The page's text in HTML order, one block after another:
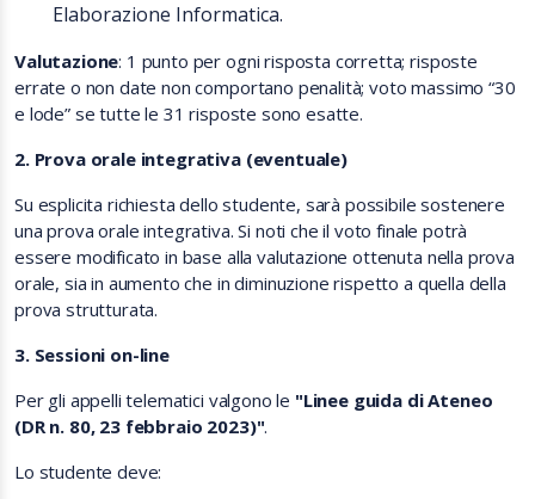
Elaborazione Informatica.
Valutazione: 1 punto per ogni risposta corretta; risposte
errate o non date non comportano penalità; voto massimo “30
e lode” se tutte le 31 risposte sono esatte.
2. Prova orale integrativa (eventuale)
Su esplicita richiesta dello studente, sarà possibile sostenere
una prova orale integrativa. Si noti che il voto finale potrà
essere modificato in base alla valutazione ottenuta nella prova
orale, sia in aumento che in diminuzione rispetto a quella della
prova strutturata.
3. Sessioni on-line
Per gli appelli telematici valgono le "Linee guida di Ateneo
(DR n. 80, 23 febbraio 2023)".
Lo studente deve: